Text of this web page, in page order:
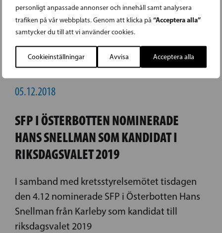
personligt anpassade annonser och innehåll samt analysera
trafiken på vår webbplats. Genom att klicka på “Acceptera alla”
samtycker du till att vi använder cookies.
Cookieinställningar Avvisa Acceptera alla
05.12.2018
SFP I ÖSTERBOTTEN NOMINERADE
HANS SNELLMAN SOM KANDIDAT I
RIKSDAGSVALET 2019
I samband med kretsstyrelsemötet tisdagen
den 4.12 nominerade SFP i Österbotten Hans
Snellman från Karleby som kandidat till
riksdagsvalet 2019